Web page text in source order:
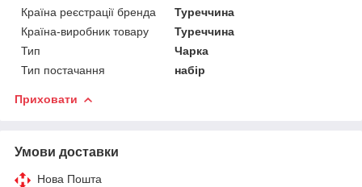
Країна реєстрації бренда
Туреччина
Країна-виробник товару
Туреччина
Тип
Чарка
Тип постачання
набір
Приховати
Умови доставки
Нова Пошта